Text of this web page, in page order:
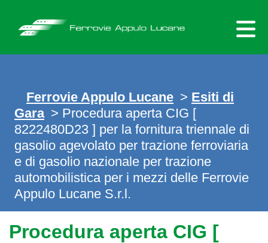
content
Ferrovie Appulo Lucane > Esiti di
Gara > Procedura aperta CIG [
8222480D23 ] per la fornitura triennale di
gasolio agevolato per trazione ferroviaria
e di gasolio nazionale per trazione
automobilistica per i mezzi delle Ferrovie
Appulo Lucane S.r.l.
Procedura aperta CIG [